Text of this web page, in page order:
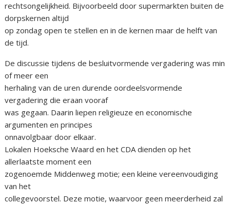
rechtsongelijkheid. Bijvoorbeeld door supermarkten buiten de
dorpskernen altijd
op zondag open te stellen en in de kernen maar de helft van
de tijd.
De discussie tijdens de besluitvormende vergadering was min
of meer een
herhaling van de uren durende oordeelsvormende
vergadering die eraan vooraf
was gegaan. Daarin liepen religieuze en economische
argumenten en principes
onnavolgbaar door elkaar.
Lokalen Hoeksche Waard en het CDA dienden op het
allerlaatste moment een
zogenoemde Middenweg motie; een kleine vereenvoudiging
van het
collegevoorstel. Deze motie, waarvoor geen meerderheid zal